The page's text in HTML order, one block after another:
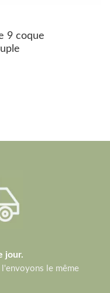
9 coque
jour.
le même